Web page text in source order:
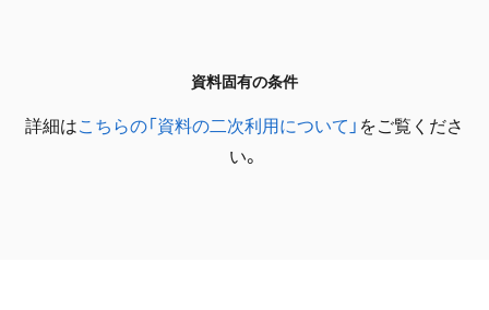
資料固有の条件
詳細はこちらの「資料の二次利用について」 をご覧くださ
い。